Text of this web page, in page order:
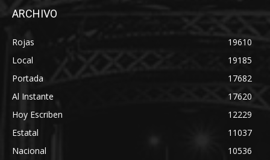
ARCHIVO
Rojas
19610
Local
19185
Portada
17682
Al Instante
17620
Hoy Escriben
12229
Estatal
11037
Nacional
10536